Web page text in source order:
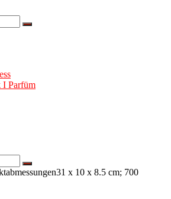
I Parfüm
31 x 10 x 8.5 cm; 700